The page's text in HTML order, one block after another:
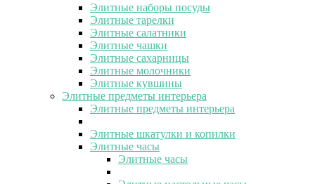
Элитные наборы посуды
Элитные тарелки
Элитные салатники
Элитные чашки
Элитные сахарницы
Элитные молочники
Элитные кувшины
Элитные предметы интерьера
Элитные предметы интерьера
Элитные шкатулки и копилки
Элитные часы
Элитные часы